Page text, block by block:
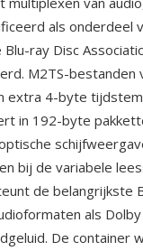
als onderdeel
ray Disc
M2TS-
extra 4-byte
in 192-byte
bij de variabele
de belangrijkste
als
De container